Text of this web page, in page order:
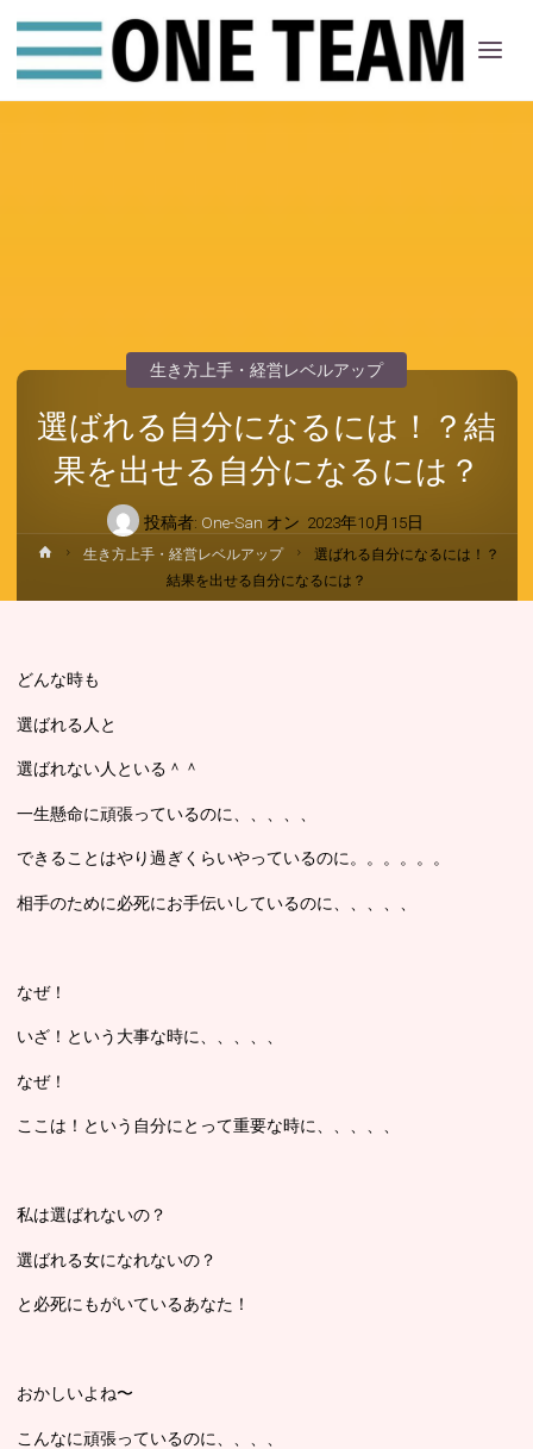
ちー
む
選ばれる自分になるには！？結
果を出せる自分になるには？
投稿者: One-San オン 2023年10月15日
生き方上手・経営レベルアップ
ホ
ム
生き方上手・経営レベルアップ
選ばれる自分になるには！？
結果を出せる自分になるには？
どんな時も
選ばれる人と
選ばれない人といる＾＾
一生懸命に頑張っているのに、、、、、
できることはやり過ぎくらいやっているのに。。。。。。
相手のために必死にお手伝いしているのに、、、、、
なぜ！
いざ！という大事な時に、、、、、
なぜ！
ここは！という自分にとって重要な時に、、、、、
私は選ばれないの？
選ばれる女になれないの？
と必死にもがいているあなた！
おかしいよね〜
こんなに頑張っているのに、、、、